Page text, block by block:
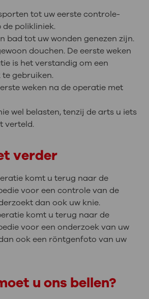
tot uw eerste controle-
polikliniek.
bad tot uw wonden genezen zijn.
douchen. De eerste weken
is het verstandig om een
gebruiken.
weken na de operatie met
wel belasten, tenzij de arts u iets
verteld.
verder
komt u terug naar de
voor een controle van de
dan ook uw knie.
komt u terug naar de
voor een onderzoek van uw
ook een röntgenfoto van uw
u ons bellen?